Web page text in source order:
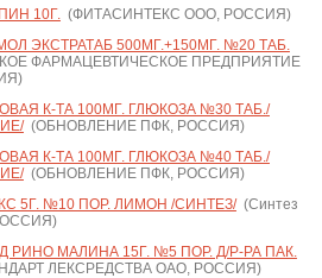
10Г.(ФИТАСИНТЕКС ООО, РОССИЯ)
ЭКСТРАТАБ 500МГ.+150МГ. №20 ТАБ.
ФАРМАЦЕВТИЧЕСКОЕ ПРЕДПРИЯТИЕ
К-ТА 100МГ. ГЛЮКОЗА №30 ТАБ./
(ОБНОВЛЕНИЕ ПФК, РОССИЯ)
К-ТА 100МГ. ГЛЮКОЗА №40 ТАБ./
(ОБНОВЛЕНИЕ ПФК, РОССИЯ)
5Г. №10 ПОР. ЛИМОН /СИНТЕЗ/(Синтез
РИНО МАЛИНА 15Г. №5 ПОР. Д/Р-РА ПАК.
ЛЕКСРЕДСТВА ОАО, РОССИЯ)